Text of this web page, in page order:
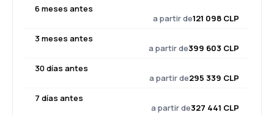
6 meses antes
a partir de121 098 CLP
3 meses antes
a partir de399 603 CLP
30 días antes
a partir de295 339 CLP
7 días antes
a partir de327 441 CLP